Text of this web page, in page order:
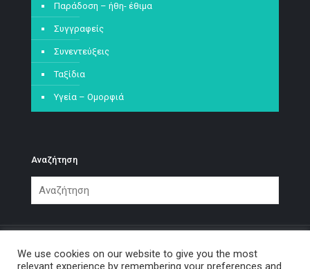
Παράδοση – ήθη- έθιμα
Συγγραφείς
Συνεντεύξεις
Ταξίδια
Υγεία – Ομορφιά
Αναζήτηση
We use cookies on our website to give you the most
relevant experience by remembering your preferences and